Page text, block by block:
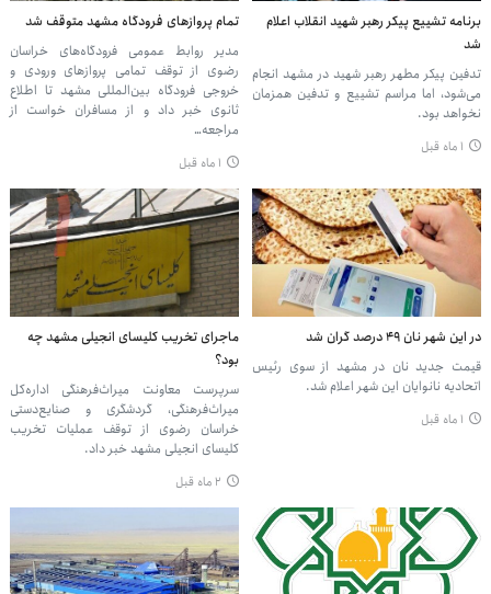
برنامه تشییع پیکر رهبر شهید انقلاب اعلام
شد
تدفین پیکر مطهر رهبر شهید در مشهد انجام
می‌شود، اما مراسم تشییع و تدفین همزمان
نخواهد بود.
۱ ماه قبل
تمام پروازهای فرودگاه مشهد متوقف شد
مدیر روابط عمومی فرودگاه‌های خراسان
رضوی از توقف تمامی پروازهای ورودی و
خروجی فرودگاه بین‌المللی مشهد تا اطلاع
ثانوی خبر داد و از مسافران خواست از
مراجعه…
۱ ماه قبل
در این شهر نان ۴۹ درصد گران شد
قیمت جدید نان در مشهد از سوی رئیس
اتحادیه نانوایان این شهر اعلام شد.
۱ ماه قبل
ماجرای تخریب کلیسای انجیلی مشهد چه
بود؟
سرپرست معاونت میراث‌فرهنگی اداره‌کل
میراث‌فرهنگی، گردشگری و صنایع‌دستی
خراسان رضوی از توقف عملیات تخریب
کلیسای انجیلی مشهد خبر داد.
۲ ماه قبل